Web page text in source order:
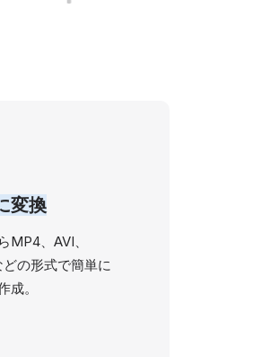
変換
MP4、AVI、
の形式で簡単に
成。